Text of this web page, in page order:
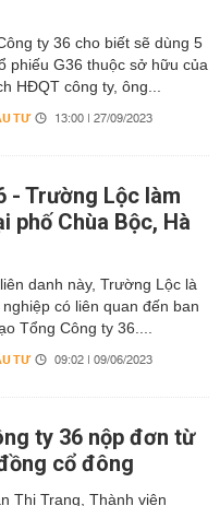
ty 36 cho biết sẽ dùng 5
phiếu G36 thuộc sở hữu của
HĐQT công ty, ông...
TƯ 13:00 | 27/09/2023
- Trường Lộc làm
phố Chùa Bộc, Hà
danh này, Trường Lộc là
có liên quan đến ban
Tổng Công ty 36....
TƯ 09:02 | 09/06/2023
ty 36 nộp đơn từ
cổ đông
Thị Trang, Thành viên